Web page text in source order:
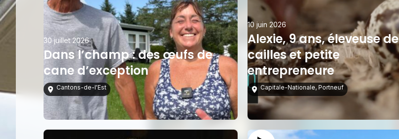
30 juillet 2026
Dans l’champ : des œufs de
cane d’exception
Cantons-de-l'Est
10 juin 2026
Alexie, 9 ans, éleveuse de
cailles et petite
entrepreneure
Capitale-Nationale, Portneuf